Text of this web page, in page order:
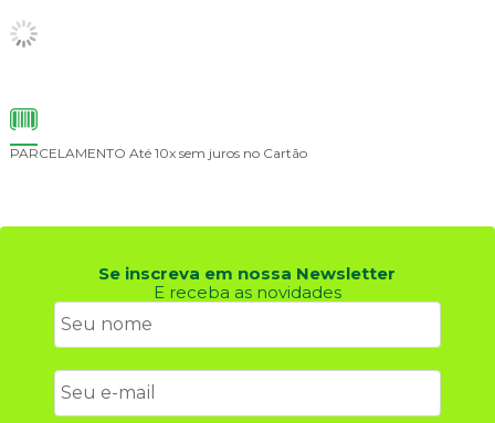
PARCELAMENTO Até 10x sem juros no Cartão
Se inscreva em nossa Newsletter
E receba as novidades